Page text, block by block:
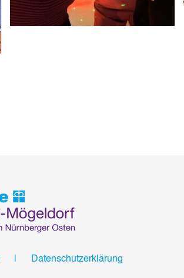
Datenschutzerklärung